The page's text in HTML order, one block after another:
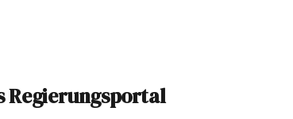
Regierungsportal